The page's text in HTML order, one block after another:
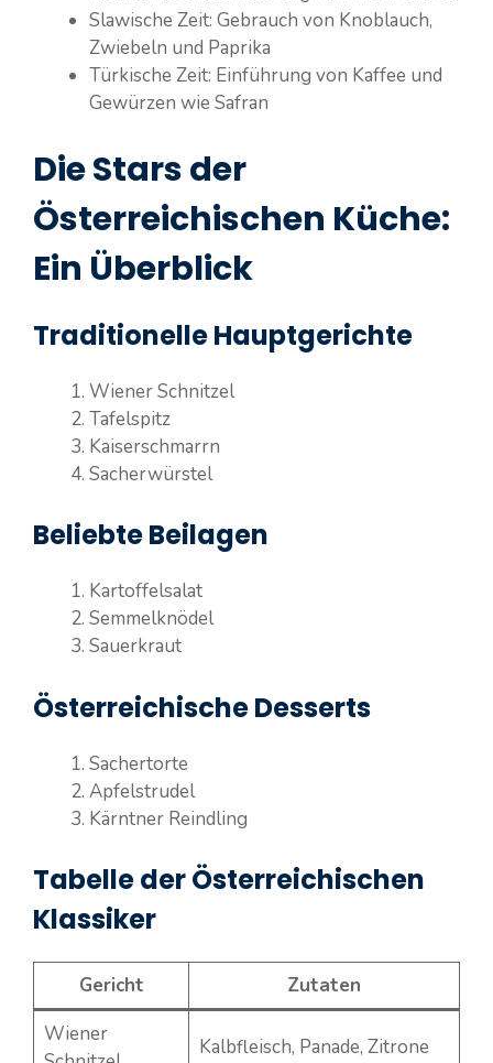
Slawische Zeit: Gebrauch von Knoblauch,
Zwiebeln und Paprika
Türkische Zeit: Einführung von Kaffee und
Gewürzen wie Safran
Die Stars der
Österreichischen Küche:
Ein Überblick
Traditionelle Hauptgerichte
Wiener Schnitzel
Tafelspitz
Kaiserschmarrn
Sacherwürstel
Beliebte Beilagen
Kartoffelsalat
Semmelknödel
Sauerkraut
Österreichische Desserts
Sachertorte
Apfelstrudel
Kärntner Reindling
Tabelle der Österreichischen
Klassiker
Gericht
Zutaten
Wiener
Kalbfleisch, Panade, Zitrone